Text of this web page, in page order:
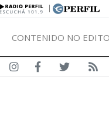
|
CONTENIDO NO